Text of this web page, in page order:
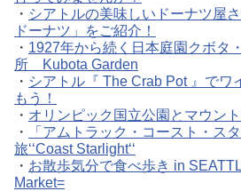
・ シアトルの美味しいドーナツ屋
ドーナツ」をご紹介！
・ 1927年から続く日本庭園クボタ
所 Kubota Garden
・ シアトル『 The Crab Pot 』でワ
もう！
・ オリンピック国立公園とマウン
・
「アムトラック・コースト・ス
旅‘‘Coast Starlight‘‘
・ お散歩気分で食べ歩き in
Market=